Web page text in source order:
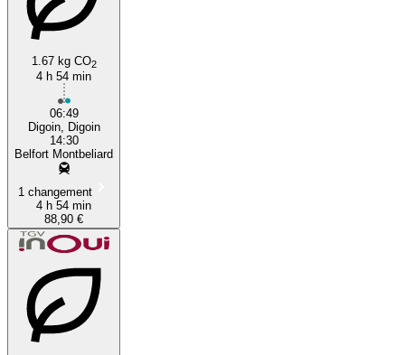
1.67 kg CO2
4 h 54 min
06:49
Digoin, Digoin
14:30
Belfort Montbeliard
1 changement
4 h 54 min
88,90 €